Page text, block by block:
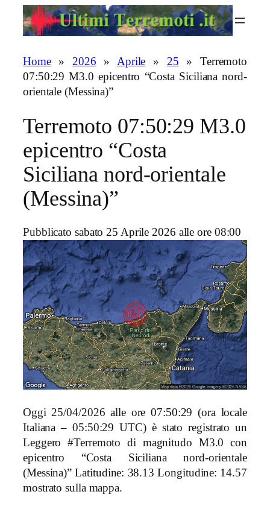
Home» 2026 » Aprile » 25 » Terremoto
07:50:29 M3.0 epicentro “Costa Siciliana nord-
orientale (Messina)”
Terremoto 07:50:29 M3.0
epicentro “Costa
Siciliana nord-orientale
(Messina)”
Pubblicato sabato 25 Aprile 2026 alle ore 08:00
Oggi 25/04/2026 alle ore 07:50:29 (ora locale
Italiana – 05:50:29 UTC) è stato registrato un
Leggero #Terremoto di magnitudo M3.0 con
epicentro “Costa Siciliana nord-orientale
(Messina)” Latitudine: 38.13 Longitudine: 14.57
mostrato sulla mappa.